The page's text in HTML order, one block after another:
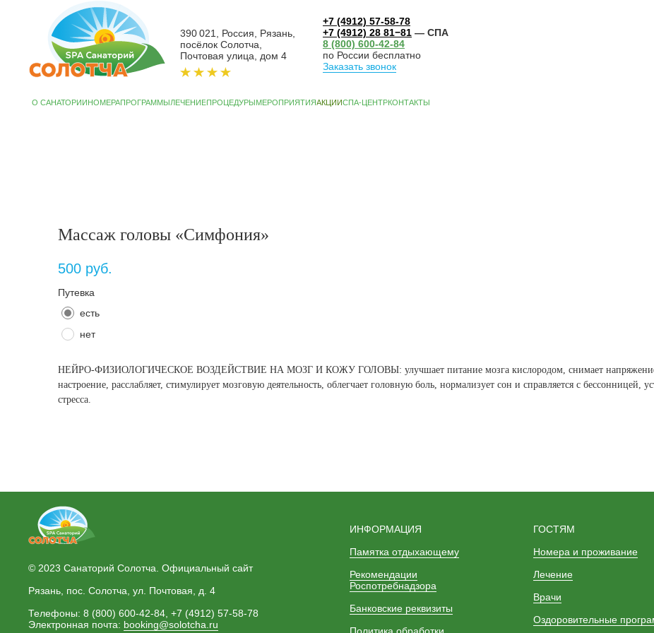
390 021, Россия, Рязань,
посёлок Солотча,
Почтовая улица, дом 4
+7 (4912) 57-58-78
+7 (4912) 28 81−81 — СПА
8 (800) 600-42-84
по России бесплатно
Заказать звонок
Массаж головы «Симфония»
500 руб.
Путевка
есть
нет
НЕЙРО-ФИЗИОЛОГИЧЕСКОЕ ВОЗДЕЙСТВИЕ НА МОЗГ И КОЖУ ГОЛОВЫ: улучшает питание мозга кислородом, снимает
настроение, расслабляет, стимулирует мозговую деятельность, облегчает головную боль, нормализует сон и справляется с бессонницей,
стресса.
© 2023 Санаторий Солотча. Официальный сайт
Рязань, пос. Солотча, ул. Почтовая, д. 4
Телефоны: 8 (800) 600-42-84, +7 (4912) 57-58-78
Электронная почта: booking@solotcha.ru
ИНФОРМАЦИЯ
Памятка отдыхающему
Рекомендации
Роспотребнадзора
Банковские реквизиты
ГОСТЯМ
Номера и проживание
Лечение
Врачи
Оздоровительные